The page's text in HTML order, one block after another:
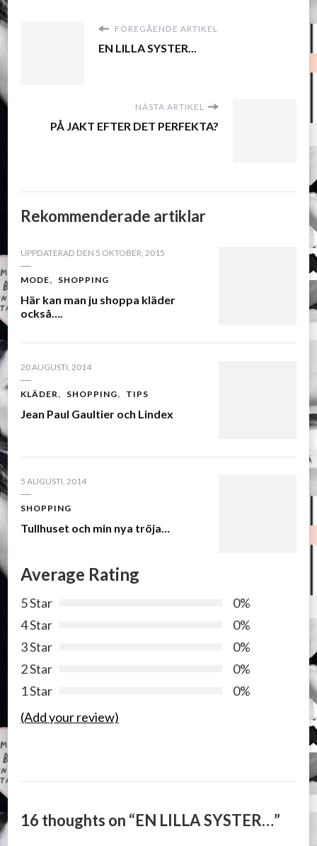
FÖREGÅENDE ARTIKEL
EN LILLA SYSTER...
NÄSTA ARTIKEL
PÅ JAKT EFTER DET PERFEKTA?
Rekommenderade artiklar
UPPDATERAD DEN 5 OKTOBER, 2015
MODE SHOPPING
Här kan man ju shoppa kläder
också….
20 AUGUSTI, 2014
KLÄDER SHOPPING TIPS
Jean Paul Gaultier och Lindex
5 AUGUSTI, 2014
SHOPPING
Tullhuset och min nya tröja…
Average Rating
5 Star
0%
4 Star
0%
3 Star
0%
2 Star
0%
1 Star
0%
(Add your review)
16 thoughts on “EN LILLA SYSTER…”